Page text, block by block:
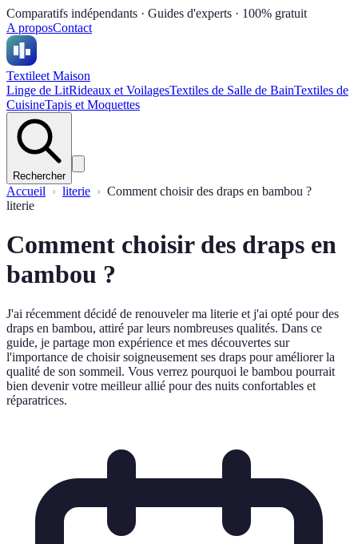
Comparatifs indépendants · Guides d'experts · 100% gratuit
A proposContact
Textileet Maison
Linge de LitRideaux et VoilagesTextiles de Salle de BainTextiles de
CuisineTapis et Moquettes
Rechercher
Accueil literie
Comment choisir des draps en bambou ?
literie
Comment choisir des draps en
bambou ?
J'ai récemment décidé de renouveler ma literie et j'ai opté pour des
draps en bambou, attiré par leurs nombreuses qualités. Dans ce
guide, je partage mon expérience et mes découvertes sur
l'importance de choisir soigneusement ses draps pour améliorer la
qualité de son sommeil. Vous verrez pourquoi le bambou pourrait
bien devenir votre meilleur allié pour des nuits confortables et
réparatrices.